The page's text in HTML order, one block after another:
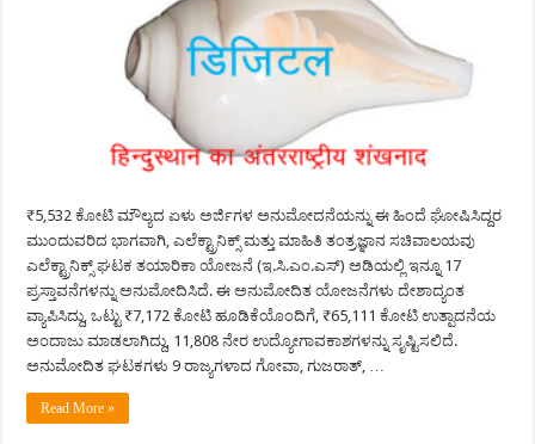
₹5,532 ಕೋಟಿ ಮೌಲ್ಯದ ಏಳು ಅರ್ಜಿಗಳ ಅನುಮೋದನೆಯನ್ನು ಈ ಹಿಂದೆ ಘೋಷಿಸಿದ್ದರ
ಮುಂದುವರಿದ ಭಾಗವಾಗಿ, ಎಲೆಕ್ಟ್ರಾನಿಕ್ಸ್ ಮತ್ತು ಮಾಹಿತಿ ತಂತ್ರಜ್ಞಾನ ಸಚಿವಾಲಯವು
ಎಲೆಕ್ಟ್ರಾನಿಕ್ಸ್ ಘಟಕ ತಯಾರಿಕಾ ಯೋಜನೆ (ಇ.ಸಿ.ಎಂ.ಎಸ್) ಅಡಿಯಲ್ಲಿ ಇನ್ನೂ 17
ಪ್ರಸ್ತಾವನೆಗಳನ್ನು ಅನುಮೋದಿಸಿದೆ. ಈ ಅನುಮೋದಿತ ಯೋಜನೆಗಳು ದೇಶಾದ್ಯಂತ
ವ್ಯಾಪಿಸಿದ್ದು, ಒಟ್ಟು ₹7,172 ಕೋಟಿ ಹೂಡಿಕೆಯೊಂದಿಗೆ, ₹65,111 ಕೋಟಿ ಉತ್ಪಾದನೆಯ
ಅಂದಾಜು ಮಾಡಲಾಗಿದ್ದು, 11,808 ನೇರ ಉದ್ಯೋಗಾವಕಾಶಗಳನ್ನು ಸೃಷ್ಟಿಸಲಿದೆ.
ಅನುಮೋದಿತ ಘಟಕಗಳು 9 ರಾಜ್ಯಗಳಾದ ಗೋವಾ, ಗುಜರಾತ್, …
Read More »